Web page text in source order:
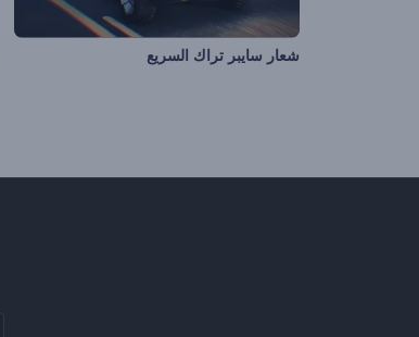
شعار سايبر تراك السريع